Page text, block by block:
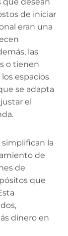
que desean
de iniciar
eran una
las
o tienen
espacios
se adapta
el
la
de
de
que
dinero en